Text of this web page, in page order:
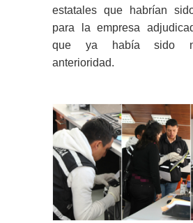
estatales que habrían
para la empresa
que ya había sido
anterioridad.